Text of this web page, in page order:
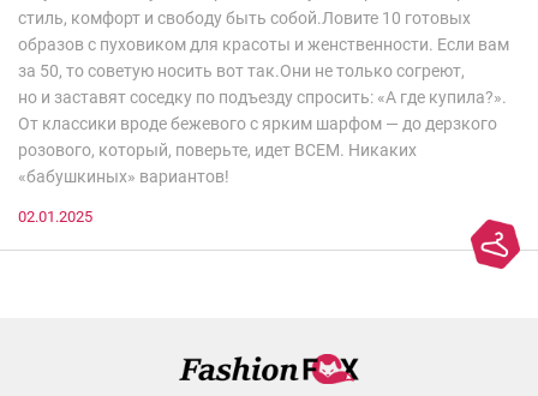
стиль, комфорт и свободу быть собой.Ловите 10 готовых
образов с пуховиком для красоты и женственности. Если вам
за 50, то советую носить вот так.Они не только согреют,
но и заставят соседку по подъезду спросить: «А где купила?».
От классики вроде бежевого с ярким шарфом — до дерзкого
розового, который, поверьте, идет ВСЕМ. Никаких
«бабушкиных» вариантов!
02.01.2025